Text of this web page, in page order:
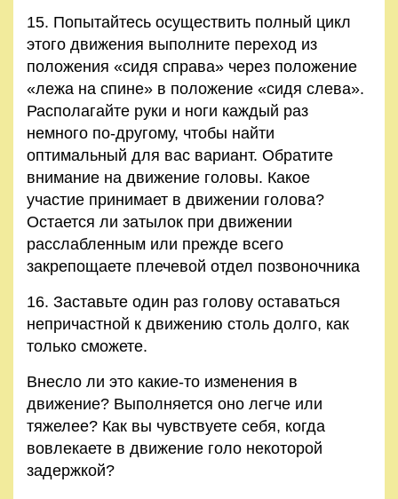
15. Попытайтесь осуществить полный цикл
этого движения выполните переход из
положения «сидя справа» через положение
«лежа на спине» в положение «сидя слева».
Располагайте руки и ноги каждый раз
немного по-другому, чтобы найти
оптимальный для вас вариант. Обратите
внимание на движение головы. Какое
участие принимает в движении голова?
Остается ли затылок при движении
расслабленным или прежде всего
закрепощаете плечевой отдел позвоночника
16. Заставьте один раз голову оставаться
непричастной к движению столь долго, как
только сможете.
Внесло ли это какие-то изменения в
движение? Выполняется оно легче или
тяжелее? Как вы чувствуете себя, когда
вовлекаете в движение голо некоторой
задержкой?